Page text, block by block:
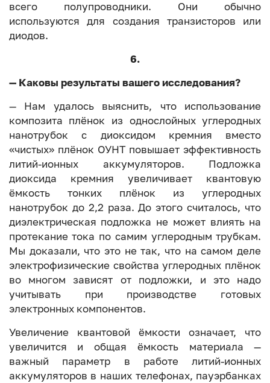
всего полупроводники. Они обычно
используются для создания транзисторов или
диодов.
6.
— Каковы результаты вашего исследования?
— Нам удалось выяснить, что использование
композита плёнок из однослойных углеродных
нанотрубок с диоксидом кремния вместо
«чистых» плёнок ОУНТ повышает эффективность
литий-ионных аккумуляторов. Подложка
диоксида кремния увеличивает квантовую
ёмкость тонких плёнок из углеродных
нанотрубок до 2,2 раза. До этого считалось, что
диэлектрическая подложка не может влиять на
протекание тока по самим углеродным трубкам.
Мы доказали, что это не так, что на самом деле
электрофизические свойства углеродных плёнок
во многом зависят от подложки, и это надо
учитывать при производстве готовых
электронных компонентов.
Увеличение квантовой ёмкости означает, что
увеличится и общая ёмкость материала —
важный параметр в работе литий-ионных
аккумуляторов в наших телефонах, пауэрбанках